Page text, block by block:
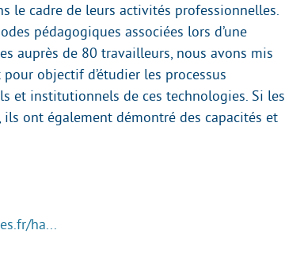
le cadre de leurs activités professionnelles.
pédagogiques associées lors d’une
auprès de 80 travailleurs, nous avons mis
objectif d’étudier les processus
et institutionnels de ces technologies. Si les
ont également démontré des capacités et
ha...